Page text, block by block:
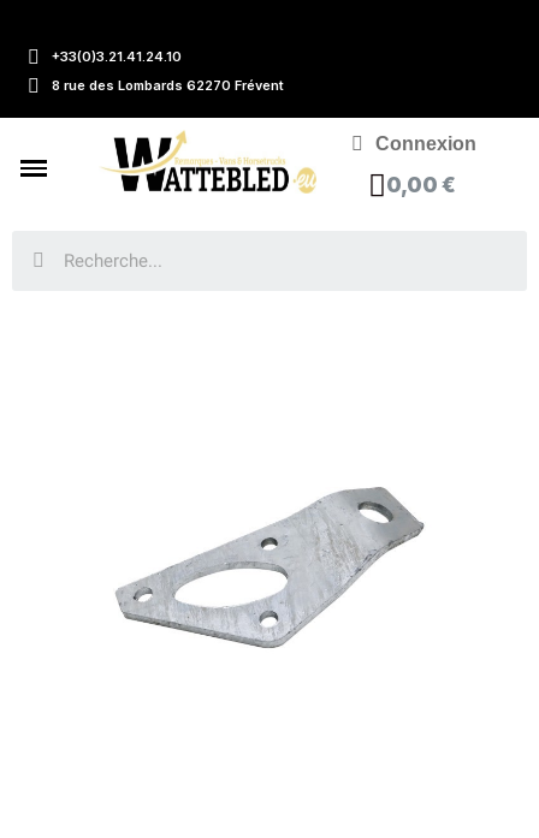
+33(0)3.21.41.24.10
8 rue des Lombards 62270 Frévent
Connexion
0,00 €